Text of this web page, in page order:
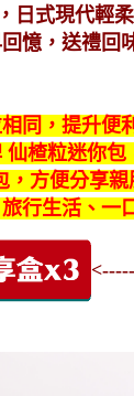
日式現代輕
憶，送禮回
同，提升便
仙楂粒迷你包
，方便分享親
行生活、一